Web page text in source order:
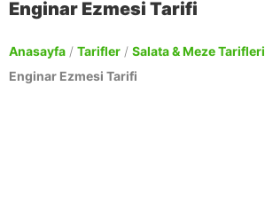
Enginar Ezmesi Tarifi
Anasayfa / Tarifler / Salata & Meze Tarifleri
Enginar Ezmesi Tarifi